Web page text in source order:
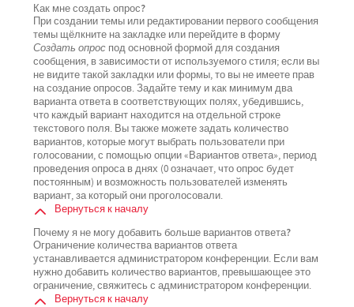
Как мне создать опрос?
При создании темы или редактировании первого сообщения
темы щёлкните на закладке или перейдите в форму
Создать опроспод основной формой для создания
сообщения, в зависимости от используемого стиля; если вы
не видите такой закладки или формы, то вы не имеете прав
на создание опросов. Задайте тему и как минимум два
варианта ответа в соответствующих полях, убедившись,
что каждый вариант находится на отдельной строке
текстового поля. Вы также можете задать количество
вариантов, которые могут выбрать пользователи при
голосовании, с помощью опции «Вариантов ответа», период
проведения опроса в днях (0 означает, что опрос будет
постоянным) и возможность пользователей изменять
вариант, за который они проголосовали.
Вернуться к началу
Почему я не могу добавить больше вариантов ответа?
Ограничение количества вариантов ответа
устанавливается администратором конференции. Если вам
нужно добавить количество вариантов, превышающее это
ограничение, свяжитесь с администратором конференции.
Вернуться к началу